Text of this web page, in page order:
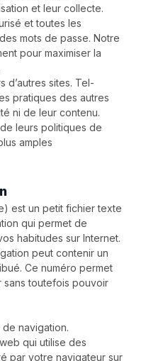
et leur collecte.
et toutes les
mots de passe. Notre
pour maximiser la
d’autres sites. Tel-
pratiques des autres
ni de leur contenu.
leurs politiques de
amples
est un petit fichier texte
qui permet de
habitudes sur Internet.
peut contenir un
Ce numéro permet
toutefois pouvoir
de navigation.
qui utilise des
par votre navigateur sur